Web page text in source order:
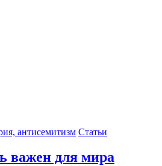
антисемитизм Статьи
важен для мира